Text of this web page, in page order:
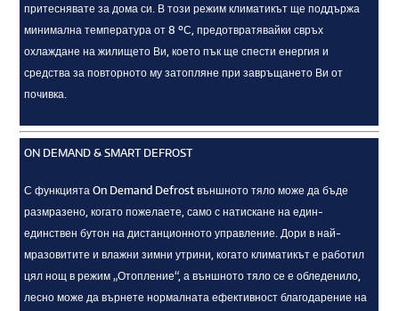
притеснявате за дома си. В този режим климатикът ще поддържа
минимална температура от 8 ºС, предотвратявайки свръх
охлаждане на жилището Ви, което пък ще спести енергия и
средства за повторното му затопляне при завръщането Ви от
почивка.
ON DEMAND & SMART DEFROST
С функцията On Demand Defrost външното тяло може да бъде
размразено, когато пожелаете, само с натискане на един-
единствен бутон на дистанционното управление. Дори в най-
мразовитите и влажни зимни утрини, когато климатикът е работил
цял нощ в режим „Отопление“, а външното тяло се е обледенило,
лесно може да върнете нормалната ефективност благодарение на